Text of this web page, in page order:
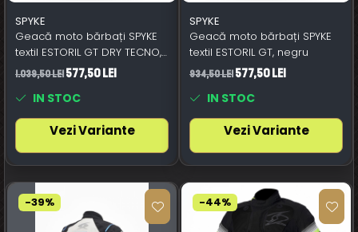
SPYKE
Geacă moto bărbați SPYKE
textil ESTORIL GT DRY TECNO,
negru
1.039,50 Lei577,50 Lei
IN STOC
Vezi Variante
SPYKE
Geacă moto bărbați SPYKE
textil ESTORIL GT, negru
934,50 Lei577,50 Lei
IN STOC
Vezi Variante
-39% -44%